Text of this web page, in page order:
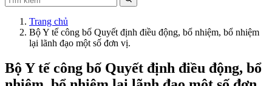
Trang chủ
Bộ Y tế công bố Quyết định điều động, bổ nhiệm, bổ nhiệm
lại lãnh đạo một số đơn vị.
Bộ Y tế công bố Quyết định điều động, bổ